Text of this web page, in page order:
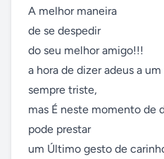
A melhor maneira
de se despedir
do seu melhor amigo!!!
a hora de dizer adeus a
sempre triste,
mas É neste momento de
pode prestar
um Último gesto de